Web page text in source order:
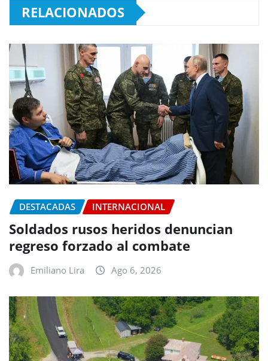
RELACIONADOS
DESTACADAS INTERNACIONAL
Soldados rusos heridos denuncian
regreso forzado al combate
Emiliano Lira Ago 6, 2026